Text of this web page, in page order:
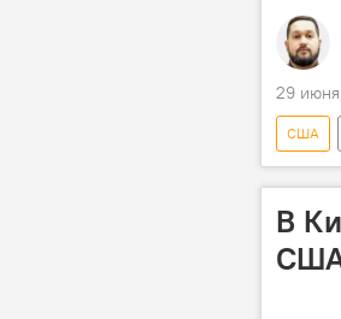
29
США
В